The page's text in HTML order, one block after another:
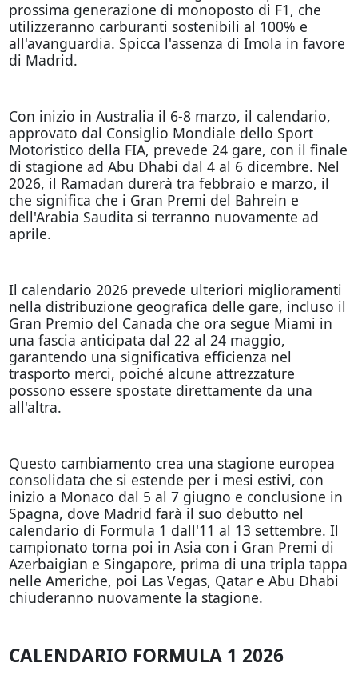
prossima generazione di monoposto di F1, che
utilizzeranno carburanti sostenibili al 100% e
all'avanguardia. Spicca l'assenza di Imola in favore
di Madrid.
Con inizio in Australia il 6-8 marzo, il calendario,
approvato dal Consiglio Mondiale dello Sport
Motoristico della FIA, prevede 24 gare, con il finale
di stagione ad Abu Dhabi dal 4 al 6 dicembre. Nel
2026, il Ramadan durerà tra febbraio e marzo, il
che significa che i Gran Premi del Bahrein e
dell'Arabia Saudita si terranno nuovamente ad
aprile.
Il calendario 2026 prevede ulteriori miglioramenti
nella distribuzione geografica delle gare, incluso il
Gran Premio del Canada che ora segue Miami in
una fascia anticipata dal 22 al 24 maggio,
garantendo una significativa efficienza nel
trasporto merci, poiché alcune attrezzature
possono essere spostate direttamente da una
all'altra.
Questo cambiamento crea una stagione europea
consolidata che si estende per i mesi estivi, con
inizio a Monaco dal 5 al 7 giugno e conclusione in
Spagna, dove Madrid farà il suo debutto nel
calendario di Formula 1 dall'11 al 13 settembre. Il
campionato torna poi in Asia con i Gran Premi di
Azerbaigian e Singapore, prima di una tripla tappa
nelle Americhe, poi Las Vegas, Qatar e Abu Dhabi
chiuderanno nuovamente la stagione.
CALENDARIO FORMULA 1 2026